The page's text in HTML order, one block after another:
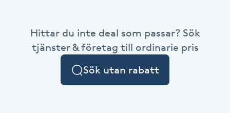
Brynformning
Hittar du inte deal som passar? Sök
tjänster & företag till ordinarie pris
Sök utan rabatt